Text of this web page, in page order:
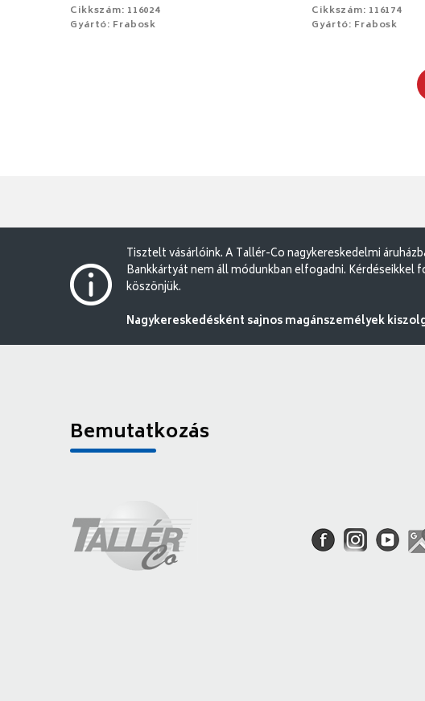
Cikkszám: 116024
Gyártó: Frabosk
Cikkszám: 116174
Gyártó: Frabosk
Tisztelt vásárlóink. A Tallér-Co nagykereskedelmi
Bankkártyát nem áll módunkban elfogadni.
köszönjük.
Nagykereskedésként sajnos magánszemélyek
Bemutatkozás